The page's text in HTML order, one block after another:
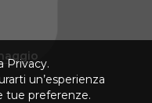
Privacy.
un’esperienza
tue preferenze.